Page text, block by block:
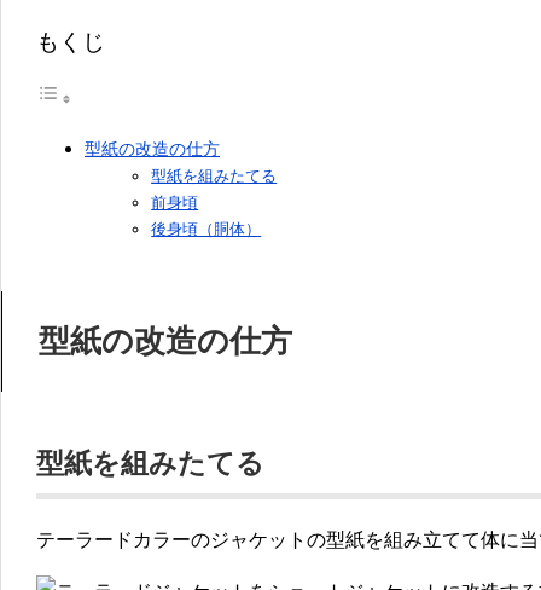
もくじ
型紙の改造の仕方
型紙を組みたてる
前身頃
後身頃（胴体）
型紙の改造の仕方
型紙を組みたてる
テーラードカラーのジャケットの型紙を組み立てて体に